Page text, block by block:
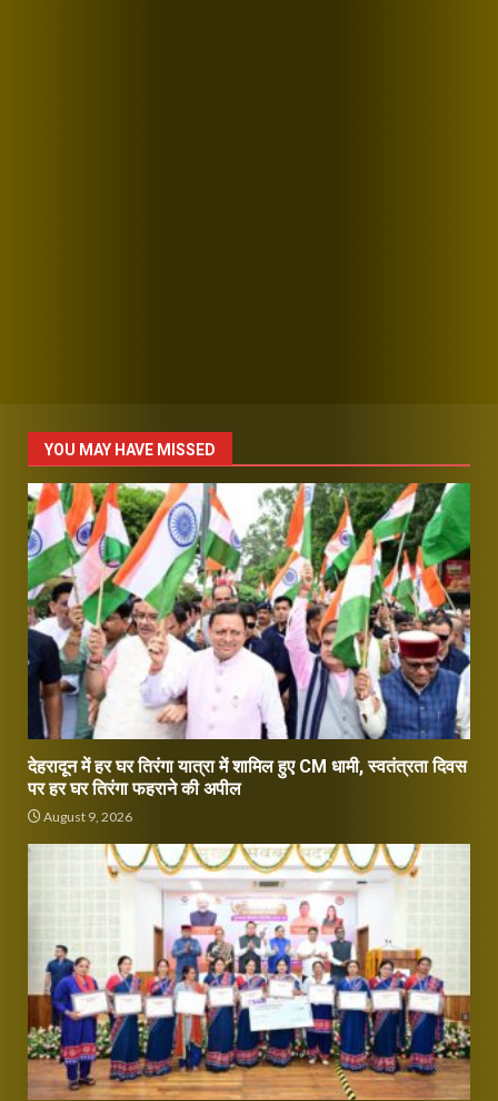
YOU MAY HAVE MISSED
देहरादून में हर घर तिरंगा यात्रा में शामिल हुए CM धामी, स्वतंत्रता दिवस
पर हर घर तिरंगा फहराने की अपील
August 9, 2026